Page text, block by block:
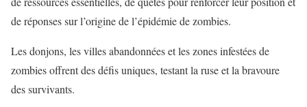
de réponses sur l’origine de l’épidémie de zombies.
Les donjons, les villes abandonnées et les zones infestées de
zombies offrent des défis uniques, testant la ruse et la bravoure
des survivants.